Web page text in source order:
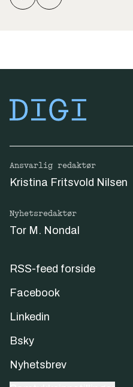
Ansvarlig redaktør
Kristina Fritsvold Nilsen
Nyhetsredaktør
Tor M. Nondal
RSS-feed forside
Facebook
Linkedin
Bsky
Nyhetsbrev